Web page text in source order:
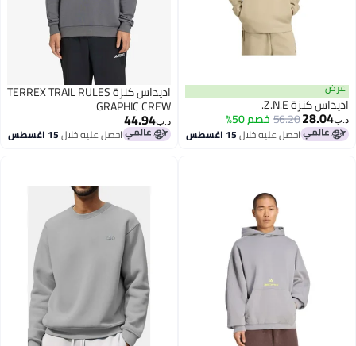
عرض
اديداس كنزة Z.N.E.
د.ب‏28.04
56.20خصم 50%
احصل عليه خلال15 اغسطس
اديداس كنزة TERREX TRAIL RULES
GRAPHIC CREW
د.ب‏44.94
احصل عليه خلال15 اغسطس